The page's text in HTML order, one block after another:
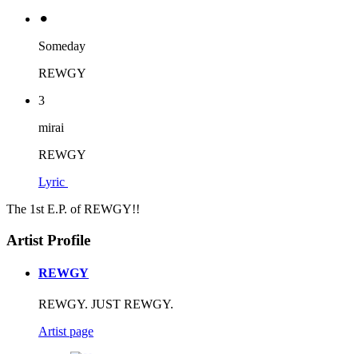
⚫︎
Someday
REWGY
3
mirai
REWGY
Lyric
The 1st E.P. of REWGY!!
Artist Profile
REWGY
REWGY. JUST REWGY.
Artist page